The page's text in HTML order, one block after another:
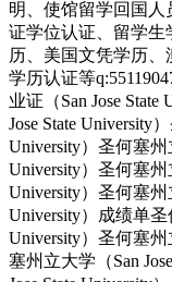
明、使馆留学回国人
证学位认证、留学生
历、美国文凭学历
学历认证等
业证（San Jose
Jose State University
University）圣何塞州
University）圣何塞州
University）圣何塞州
University）成绩单圣
University）圣何塞州
塞州立大学（San